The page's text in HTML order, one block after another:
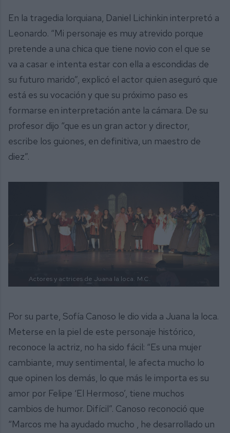
En la tragedia lorquiana, Daniel Lichinkin interpretó a
Leonardo. “Mi personaje es muy atrevido porque
pretende a una chica que tiene novio con el que se
va a casar e intenta estar con ella a escondidas de
su futuro marido”, explicó el actor quien aseguró que
está es su vocación y que su próximo paso es
formarse en interpretación ante la cámara. De su
profesor dijo “que es un gran actor y director,
escribe los guiones, en definitiva, un maestro de
diez”.
Actores y actrices de Juana la loca. M.C.
Por su parte, Sofía Canoso le dio vida a Juana la loca.
Meterse en la piel de este personaje histórico,
reconoce la actriz, no ha sido fácil: “Es una mujer
cambiante, muy sentimental, le afecta mucho lo
que opinen los demás, lo que más le importa es su
amor por Felipe ‘El Hermoso’, tiene muchos
cambios de humor. Difícil”. Canoso reconoció que
“Marcos me ha ayudado mucho , he desarrollado un